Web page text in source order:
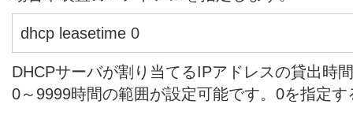
dhcp leasetime 0
DHCPサーバが割り当てるIPアドレスの貸出時
0～9999時間の範囲が設定可能です。0を指定